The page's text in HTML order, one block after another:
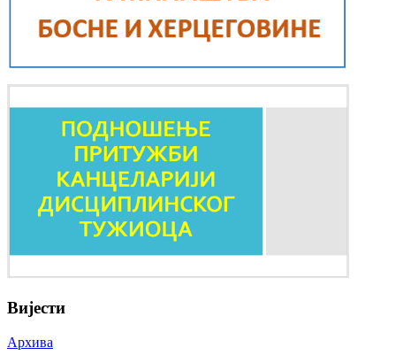
Вијести
Архива